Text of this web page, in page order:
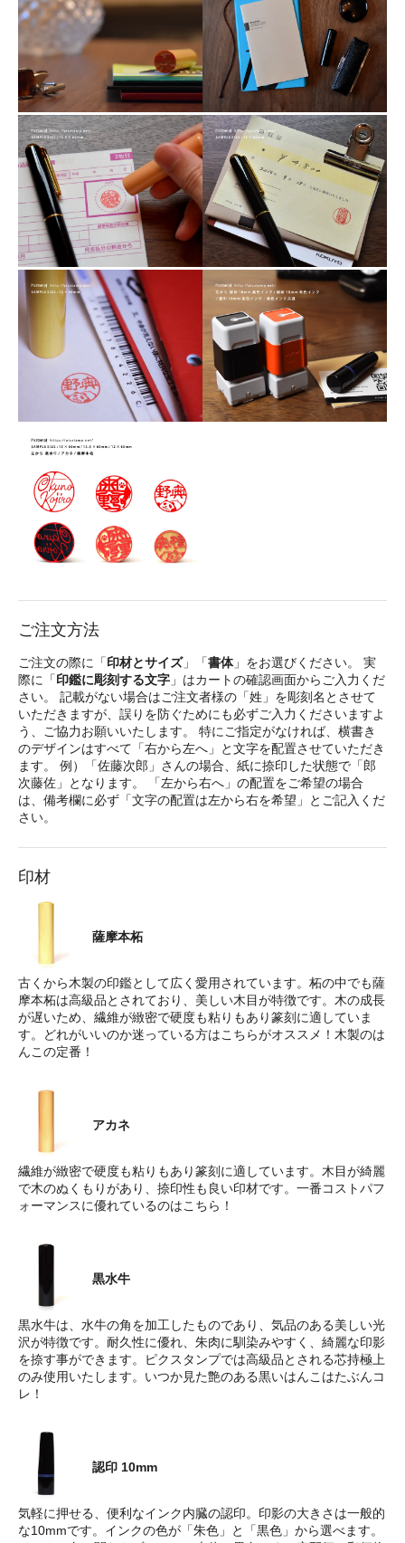
ご注文方法
ご注文の際に「印材とサイズ」「書体」をお選びください。 実
際に「印鑑に彫刻する文字 」はカートの確認画面からご入力くだ
さい。 記載がない場合はご注文者様の「姓」を彫刻名とさせて
いただきますが、誤りを防ぐためにも必ずご入力くださいますよ
う、ご協力お願いいたします。 特にご指定がなければ、横書き
のデザインはすべて「右から左へ」と文字を配置させていただき
ます。 例）「佐藤次郎」さんの場合、紙に捺印した状態で「郎
次藤佐」となります。 「左から右へ」の配置をご希望の場合
は、備考欄に必ず「文字の配置は左から右を希望」とご記入くだ
さい。
印材
薩摩本柘
古くから木製の印鑑として広く愛用されています。柘の中でも薩
摩本柘は高級品とされており、美しい木目が特徴です。木の成長
が遅いため、繊維が緻密で硬度も粘りもあり篆刻に適していま
す。どれがいいのか迷っている方はこちらがオススメ！木製のは
んこの定番！
アカネ
繊維が緻密で硬度も粘りもあり篆刻に適しています。木目が綺麗
で木のぬくもりがあり、捺印性も良い印材です。一番コストパフ
ォーマンスに優れているのはこちら！
黒水牛
黒水牛は、水牛の角を加工したものであり、気品のある美しい光
沢が特徴です。耐久性に優れ、朱肉に馴染みやすく、綺麗な印影
を捺す事ができます。ピクスタンプでは高級品とされる芯持極上
のみ使用いたします。いつか見た艶のある黒いはんこはたぶんコ
レ！
認印 10mm
気軽に押せる、便利なインク内臓の認印。印影の大きさは一般的
な10mmです。インクの色が「朱色」と「黒色」から選べます。